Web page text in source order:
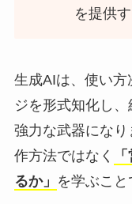
を提供
生成AIは、使い方
ジを形式知化し
強力な武器にな
作方法ではなく
るか」 を学ぶこと